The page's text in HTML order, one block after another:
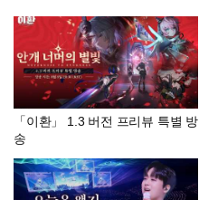
「이환」 1.3 버전 프리뷰 특별 방
송